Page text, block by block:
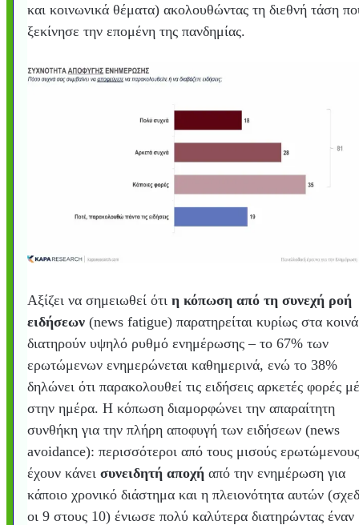
και κοινωνικά θέματα) ακολουθώντας τη διεθνή τάση
ξεκίνησε την επομένη της πανδημίας.
Αξίζει να σημειωθεί ότι η κόπωση από τη συνεχή ροή
ειδήσεων (news fatigue) παρατηρείται κυρίως στα
διατηρούν υψηλό ρυθμό ενημέρωσης – το 67% των
ερωτώμενων ενημερώνεται καθημερινά, ενώ το 38%
δηλώνει ότι παρακολουθεί τις ειδήσεις αρκετές φορές
στην ημέρα. Η κόπωση διαμορφώνει την απαραίτητη
συνθήκη για την πλήρη αποφυγή των ειδήσεων (news
avoidance): περισσότεροι από τους μισούς ερωτώμενους
έχουν κάνει συνειδητή αποχή από την ενημέρωση για
κάποιο χρονικό διάστημα και η πλειονότητα αυτών
οι 9 στους 10) ένιωσε πολύ καλύτερα διατηρώντας έναν
Ο αέρας του
Ταξίδι στο
Διεθνής
Μουσική από
Video:
Εντυπωσιακές
Abbey,Ταϊτή
Υποθαλάσσιο
Η νέα
Ο Κομήτης του
Συγκινητικό
Alesund: Μια
Η γάτα και το